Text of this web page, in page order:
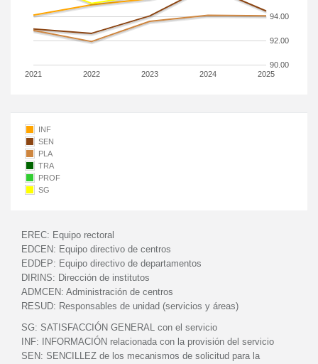
2021 2022 2023 2024 2025
90.00
92.00
94.00
INF
SEN
PLA
TRA
PROF
SG
EREC: Equipo rectoral
EDCEN: Equipo directivo de centros
EDDEP: Equipo directivo de departamentos
DIRINS: Dirección de institutos
ADMCEN: Administración de centros
RESUD: Responsables de unidad (servicios y áreas)
SG: SATISFACCIÓN GENERAL con el servicio
INF:
INFORMACIÓN relacionada con la provisión del servicio
SEN: SENCILLEZ de los mecanismos de solicitud para la